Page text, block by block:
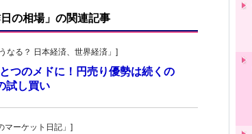
の相場」の関連記事
る？ 日本経済、世界経済」]
つのメドに！円売り優勢は続くの
試し買い
ーケット日記」]